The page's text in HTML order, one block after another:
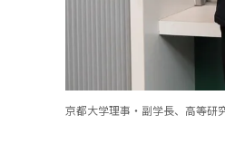
京都大学理事・副学長、高等研